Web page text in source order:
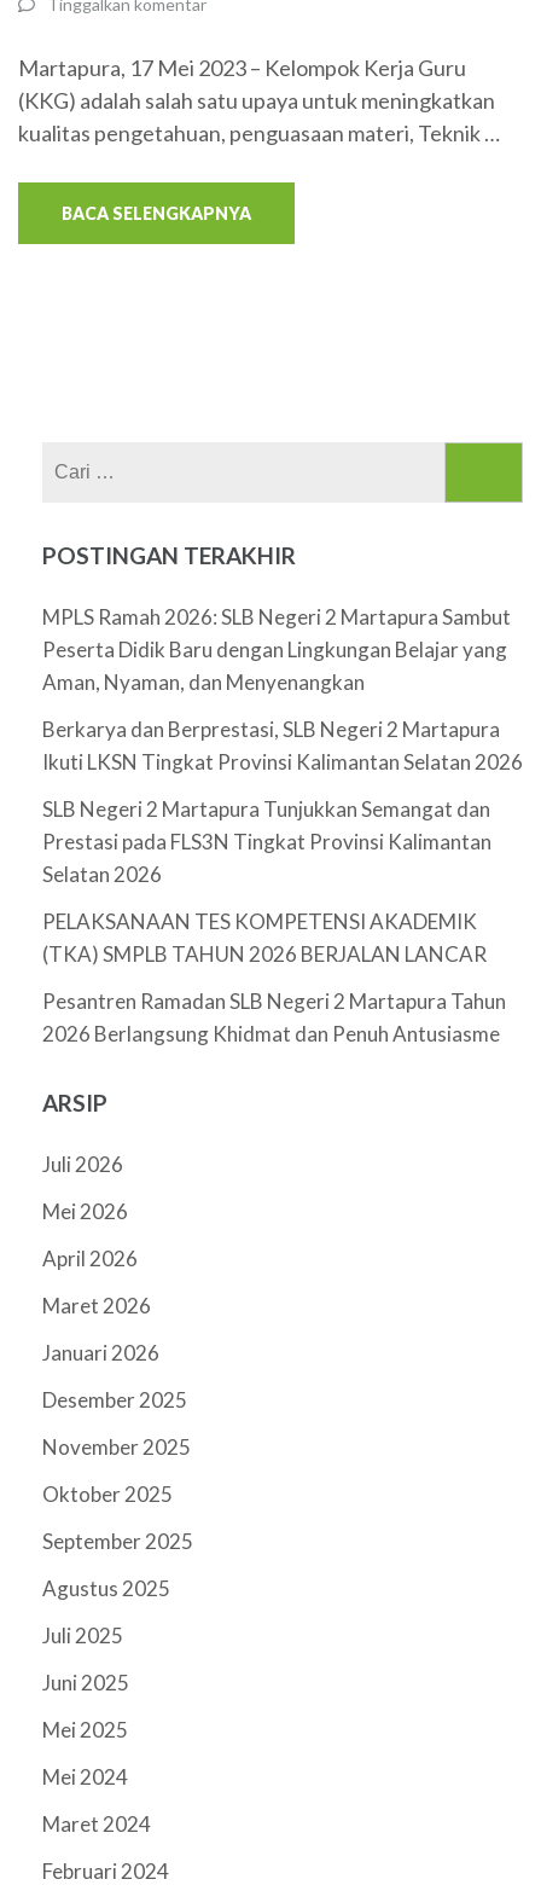
Tinggalkan komentar
Martapura, 17 Mei 2023 – Kelompok Kerja Guru
(KKG) adalah salah satu upaya untuk meningkatkan
kualitas pengetahuan, penguasaan materi, Teknik …
BACA SELENGKAPNYA
POSTINGAN TERAKHIR
MPLS Ramah 2026: SLB Negeri 2 Martapura Sambut
Peserta Didik Baru dengan Lingkungan Belajar yang
Aman, Nyaman, dan Menyenangkan
Berkarya dan Berprestasi, SLB Negeri 2 Martapura
Ikuti LKSN Tingkat Provinsi Kalimantan Selatan 2026
SLB Negeri 2 Martapura Tunjukkan Semangat dan
Prestasi pada FLS3N Tingkat Provinsi Kalimantan
Selatan 2026
PELAKSANAAN TES KOMPETENSI AKADEMIK
(TKA) SMPLB TAHUN 2026 BERJALAN LANCAR
Pesantren Ramadan SLB Negeri 2 Martapura Tahun
2026 Berlangsung Khidmat dan Penuh Antusiasme
ARSIP
Juli 2026
Mei 2026
April 2026
Maret 2026
Januari 2026
Desember 2025
November 2025
Oktober 2025
September 2025
Agustus 2025
Juli 2025
Juni 2025
Mei 2025
Mei 2024
Maret 2024
Februari 2024